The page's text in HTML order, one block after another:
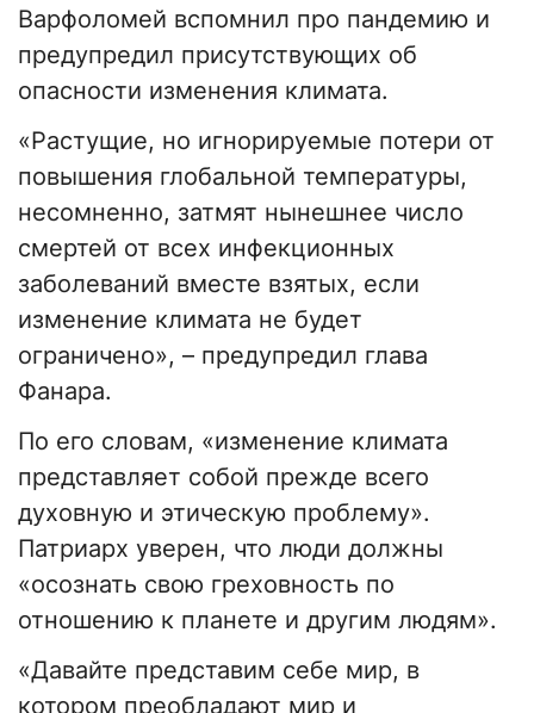
Варфоломей вспомнил про пандемию и
предупредил присутствующих об
опасности изменения климата.
«Растущие, но игнорируемые потери от
повышения глобальной температуры,
несомненно, затмят нынешнее число
смертей от всех инфекционных
заболеваний вместе взятых, если
изменение климата не будет
ограничено», – предупредил глава
Фанара.
По его словам, «изменение климата
представляет собой прежде всего
духовную и этическую проблему».
Патриарх уверен, что люди должны
«осознать свою греховность по
отношению к планете и другим людям».
«Давайте представим себе мир, в
котором преобладают мир и